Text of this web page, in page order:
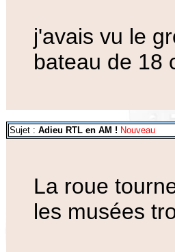
j'avais vu le
bateau de 18
Sujet : Adieu RTL en AM ! Nouveau
La roue
les musées